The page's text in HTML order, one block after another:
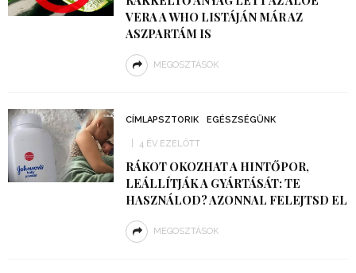
VERA A WHO LISTÁJÁN MÁR AZ
ASZPARTÁM IS
MEGOSZTÁSOK
CÍMLAPSZTORIK EGÉSZSÉGÜNK
4 ÉV EZELŐTT
RÁKOT OKOZHAT A HINTŐPOR,
LEÁLLÍTJÁK A GYÁRTÁSÁT: TE
HASZNÁLOD? AZONNAL FELEJTSD EL
MEGOSZTÁSOK